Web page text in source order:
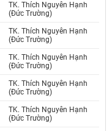
TK. Thích Nguyên Hạnh
(Đức Trường)
TK. Thích Nguyên Hạnh
(Đức Trường)
TK. Thích Nguyên Hạnh
(Đức Trường)
TK. Thích Nguyên Hạnh
(Đức Trường)
TK. Thích Nguyên Hạnh
(Đức Trường)